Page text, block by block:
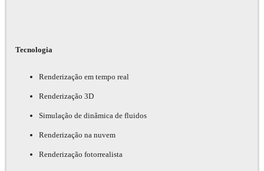
Tecnologia
Renderização em tempo real
Renderização 3D
Simulação de dinâmica de fluidos
Renderização na nuvem
Renderização fotorrealista